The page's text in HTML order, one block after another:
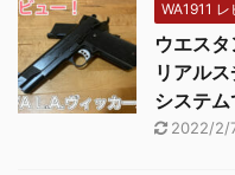
WA1911 レ
ウエス
リアル
システム
2022/2/